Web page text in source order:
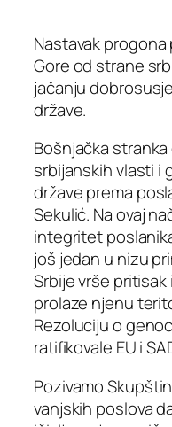
Nastavak
Gore od strane
jačanju
države.
Bošnjačka
srbijanskih vlasti i
države prema
Sekulić. Na ovaj
integritet
još jedan u nizu
Srbije vrše
prolaze njenu
Rezoluciju o
ratifikovale EU i
Pozivamo
vanjskih poslova